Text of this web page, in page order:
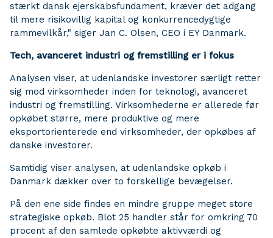
stærkt dansk ejerskabsfundament, kræver det adgang
til mere risikovillig kapital og konkurrencedygtige
rammevilkår," siger Jan C. Olsen, CEO i EY Danmark.
Tech, avanceret industri og fremstilling er i fokus
Analysen viser, at udenlandske investorer særligt retter
sig mod virksomheder inden for teknologi, avanceret
industri og fremstilling. Virksomhederne er allerede før
opkøbet større, mere produktive og mere
eksportorienterede end virksomheder, der opkøbes af
danske investorer.
Samtidig viser analysen, at udenlandske opkøb i
Danmark dækker over to forskellige bevægelser.
På den ene side findes en mindre gruppe meget store
strategiske opkøb. Blot 25 handler står for omkring 70
procent af den samlede opkøbte aktivværdi og